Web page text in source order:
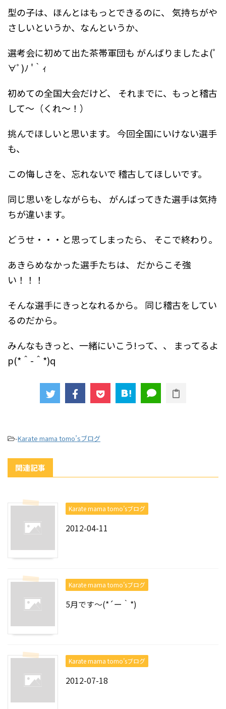
型の子は、ほんとはもっとできるのに、
気持ちがや
さしいというか、なんというか、
選考会に初めて出た茶帯軍団も がんばりましたよ(ﾟ
∀ﾟ)ﾉ '｀ｨ
初めての全国大会だけど、
それまでに、もっと稽古
して～（くれ～！）
挑んでほしいと思います。 今回全国にいけない選手
も、
この悔しさを、忘れないで 稽古してほしいです。
同じ思いをしながらも、
がんばってきた選手は気持
ちが違います。
どうせ・・・と思ってしまったら、
そこで終わり。
あきらめなかった選手たちは、
だからこそ強
い！！！
そんな選手にきっとなれるから。
同じ稽古をしてい
るのだから。
みんなもきっと、一緒にいこう!って、、
まってるよ
p(*＾-＾*)q
-Karate mama tomo’sブログ
関連記事
Karate mama tomo’sブログ
2012-04-11
Karate mama tomo’sブログ
5月です～(*´ー｀*)
Karate mama tomo’sブログ
2012-07-18